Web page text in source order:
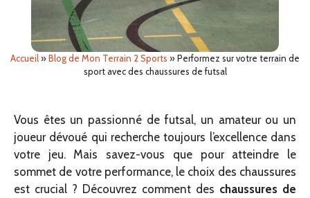
Accueil»Blog de Mon Terrain 2 Sports »Performez sur votre terrain de
sport avec des chaussures de futsal
Vous êtes un passionné de futsal, un amateur ou un
joueur dévoué qui recherche toujours l’excellence dans
votre jeu. Mais savez-vous que pour atteindre le
sommet de votre performance, le choix des chaussures
est crucial ? Découvrez comment des chaussures de